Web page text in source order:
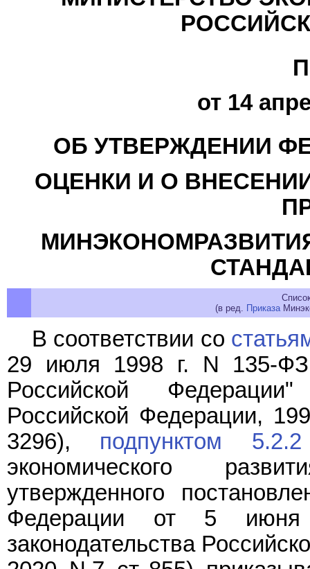
от 14
ОБ УТВЕРЖДЕНИИ
ОЦЕНКИ И О
(в ред. Приказа
В соответствии со
29 июля 1998 г. N 135-
Российской
Российской Федерации,
3296), подпунктом 5.2.2
экономического
утвержденного
Федерации от 5
законодательства